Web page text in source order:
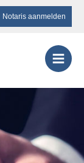
Notaris aanmelden